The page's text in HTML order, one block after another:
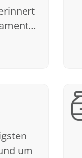
um